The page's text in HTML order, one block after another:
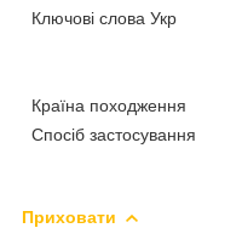
Ключові слова Укр
Країна походження
Спосіб застосування
Приховати